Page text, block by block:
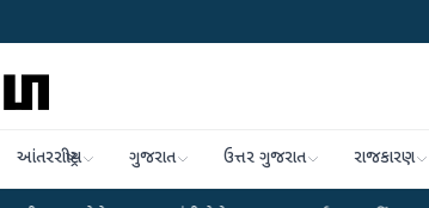
આંતરરાષ્ટ્રીય ગુજરાત ઉત્તર ગુજરાત રાજકારણ